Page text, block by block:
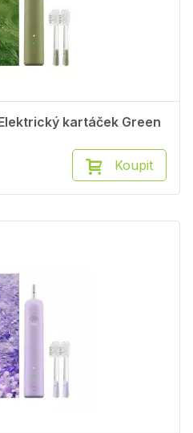
kartáček Green
Koupit